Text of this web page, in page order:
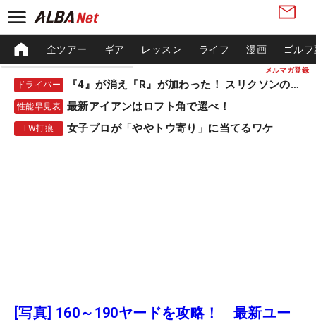
メルマガ登録
全ツアー ギア レッスン ライフ 漫画 ゴル
ドライバー 『4』が消え『R』が加わった！ スリクソンの新作
性能早見表 最新アイアンはロフト角で選べ！
FW打痕 女子プロが「ややトウ寄り」に当てるワケ
[写真] 160～190ヤードを攻略！ 最新ユー